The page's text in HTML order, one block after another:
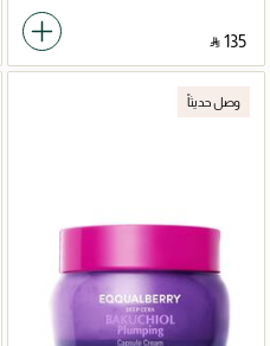
‎ ⃁ ⁦135⁩ ‎
وصل حديثاً